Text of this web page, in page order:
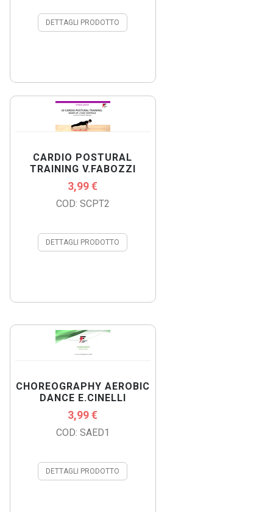
DETTAGLI PRODOTTO
CARDIO POSTURAL
TRAINING V.FABOZZI
3,99 €
COD: SCPT2
DETTAGLI PRODOTTO
CHOREOGRAPHY AEROBIC
DANCE E.CINELLI
3,99 €
COD: SAED1
DETTAGLI PRODOTTO